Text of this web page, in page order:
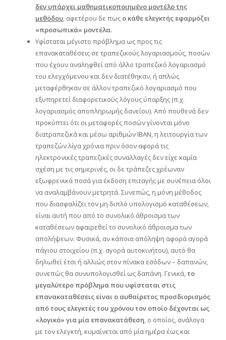
δεν υπάρχει μαθηματικοποιημένο μοντέλο της
μεθόδου, αφετέρου δε πως ο κάθε ελεγκτής εφαρμόζει
«προσωπικά» μοντέλα.
Υφίσταται μέγιστο πρόβλημα ως προς τις
επανακαταθέσεις σε τραπεζικούς λογαριασμούς, ποσών
που έχουν αναληφθεί από άλλο τραπεζικό λογαριασμό
του ελεγχόμενου και δεν διατέθηκαν, ή απλώς
μεταφέρθηκαν σε άλλον τραπεζικό λογαριασμό που
εξυπηρετεί διαφορετικούς λόγους ύπαρξης (π.χ.
λογαριασμός αποπληρωμής δανείου). Από πουθενά δεν
προκύπτει ότι οι μεταφορές ποσών γίνονται μόνο
διατραπεζικά και μέσω αριθμών IBAN, η λειτουργία των
τραπεζών λίγα χρόνια πριν όσον αφορά τις
ηλεκτρονικές τραπεζικές συναλλαγές δεν είχε καμία
σχέση με τις σημερινές, οι δε τράπεζες χρέωναν
εξωφρενικά ποσά για έκδοση επιταγής με συνέπεια όλοι
να αναλαμβάνουν μετρητά. Συνεπώς, η μόνη μέθοδος
που διασφαλίζει τον μη διπλό υπολογισμό καταθέσεων,
είναι αυτή που από το συνολικό άθροισμα των
καταθέσεων αφαιρεθεί το συνολικό άθροισμα των
απολήψεων. Φυσικά, αν κάποια απόληψη αφορά αγορά
πάγιου στοιχείου (π.χ. αγορά αυτοκινήτου), αυτό θα
δηλωθεί έτσι ή αλλιώς στον πίνακα εσόδων – δαπανών,
συνεπώς θα συνυπολογισθεί ως δαπάνη. Γενικά,το
μεγαλύτερο πρόβλημα που υφίσταται στις
επανακαταθέσεις είναι ο αυθαίρετος προσδιορισμός
από τους ελεγκτές του χρόνου τον οποίο δέχονται ως
«λογικό» για μία επανακατάθεση, ο οποίος, ανάλογα
με τον ελεγκτή, κυμαίνεται από μία ημέρα έως και